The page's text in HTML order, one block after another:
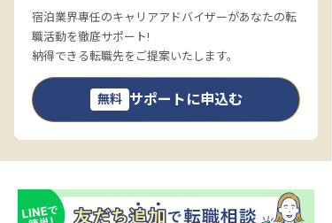
宿泊業界専任のキャリアアドバイザーがあなたの転
職活動を徹底サポート!
納得できる転職先をご提案いたします。
無料 サポートに申込む